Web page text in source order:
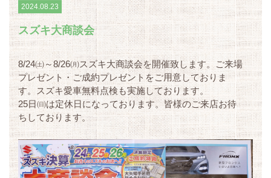
2024.08.23
スズキ大商談会
8/24㈯～8/26㈪スズキ大商談会を開催致します。ご来場
プレゼント・ご成約プレゼントをご用意しておりま
す。スズキ愛車無料点検も実施しております。
25日㈰は定休日になっております。皆様のご来店お待
ちしております。